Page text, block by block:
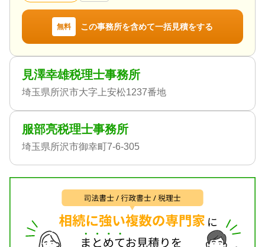
無料 この事務所を含めて一括見積をする
見澤幸雄税理士事務所
埼玉県所沢市大字上安松1237番地
服部亮税理士事務所
埼玉県所沢市御幸町7-6-305